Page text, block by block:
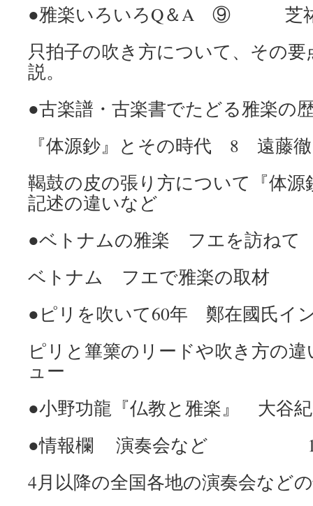
●雅楽いろいろQ＆A ⑨
只拍子の吹き方について、その
説。
●古楽譜・古楽書でたどる雅楽の
『体源鈔』とその時代 8
鞨鼓の皮の張り方について『体源
記述の違いなど
●ベトナムの雅楽 フエ
ベトナム フエで雅楽の取材
●ピリを吹いて60年 鄭在國氏イ
ピリと篳篥のリードや吹き方の
ュー
●小野功龍『仏教と雅楽』
●情報欄 演奏会など
4月以降の全国各地の演奏会など